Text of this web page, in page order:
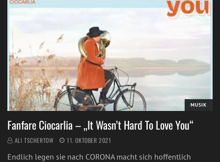
MUSIK
Fanfare Ciocarlia – „It Wasn’t Hard To Love You“
ALI TSCHERTOW 11. OKTOBER 2021
Endlich legen sie nach CORONA macht sich hoffentlich